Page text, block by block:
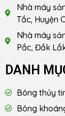
Nhà máy
Tắc, Huyện
Nhà máy
Pắc, Đắk
DANH
Bông thủy
Bông